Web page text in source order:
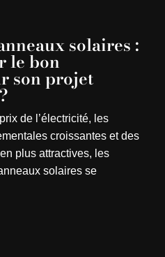
solaires :
le bon
son projet
de l’électricité, les
croissantes et des
plus attractives, les
solaires se